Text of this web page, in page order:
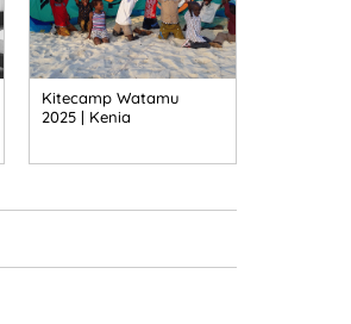
Kitecamp Watamu
2025 | Kenia